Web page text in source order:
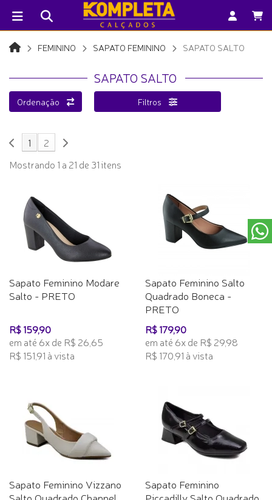
FEMININO SAPATO FEMININO SAPATO SALTO
SAPATO SALTO
Ordenação Filtros
1
2
Mostrando 1 a 21 de 31 itens
Sapato Feminino Modare
Salto - PRETO
R$ 159,90
em até 6x de R$ 26,65
R$ 151,91 à vista
Sapato Feminino Salto
Quadrado Boneca -
PRETO
R$ 179,90
em até 6x de R$ 29,98
R$ 170,91 à vista
Sapato Feminino Vizzano
Sapato Feminino